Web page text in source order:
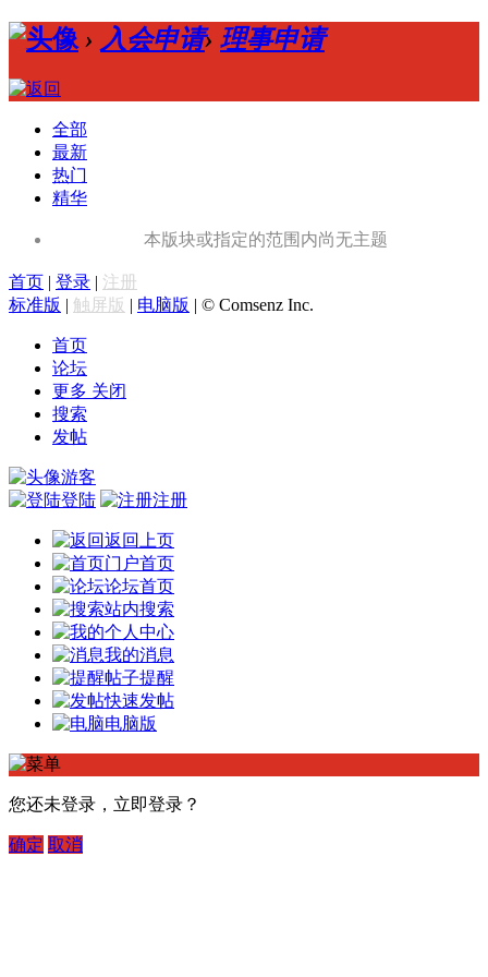
› 入会申请› 理事申请
全部
最新
热门
精华
本版块或指定的范围内尚无主题
首页 | 登录 | 注册
标准版 | 触屏版 | 电脑版 | © Comsenz Inc.
首页
论坛
更多 关闭
搜索
发帖
游客
登陆
注册
返回上页
门户首页
论坛首页
站内搜索
个人中心
我的消息
帖子提醒
快速发帖
电脑版
您还未登录，立即登录？
确定 取消